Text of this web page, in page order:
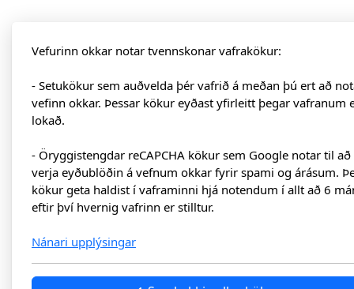
Vefurinn okkar notar tvennskonar vafrakökur:
- Setukökur sem auðvelda þér vafrið á meðan þú ert að
vefinn okkar. Þessar kökur eyðast yfirleitt þegar vafranum
lokað.
- Öryggistengdar reCAPCHA kökur sem Google notar til að
verja eyðublöðin á vefnum okkar fyrir spami og árásum.
kökur geta haldist í vaframinni hjá notendum í allt að 6
eftir því hvernig vafrinn er stilltur.
Nánari upplýsingar